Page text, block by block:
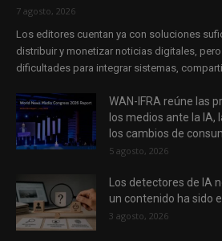
7 agosto, 2026
Los editores cuentan ya con soluciones
distribuir y monetizar noticias digitales,
dificultades para integrar sistemas, compartir
WAN-IFRA reúne las
los medios ante la IA,
los cambios de
5 agosto, 2026
Los detectores de IA
un contenido ha sido
3 agosto, 2026